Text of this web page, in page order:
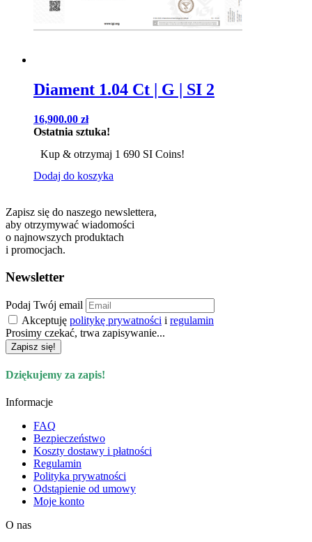
Diament 1.04 Ct | G | SI 2
16,900.00 zł
Ostatnia sztuka!
Kup & otrzymaj 1 690 SI Coins!
Dodaj do koszyka
Zapisz się do naszego newslettera,
aby otrzymywać wiadomości
o najnowszych produktach
i promocjach.
Newsletter
Podaj Twój email
Akceptuję politykę prywatności i regulamin
Prosimy czekać, trwa zapisywanie...
Zapisz się!
Dziękujemy za zapis!
Informacje
FAQ
Bezpieczeństwo
Koszty dostawy i płatności
Regulamin
Polityka prywatności
Odstąpienie od umowy
Moje konto
O nas